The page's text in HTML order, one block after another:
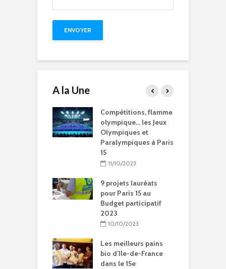
A la Une
Compétitions, flamme
olympique… les Jeux
Olympiques et
Paralympiques à Paris
15
11/10/2023
9 projets lauréats
pour Paris 15 au
Budget participatif
2023
10/10/2023
Les meilleurs pains
bio d’Ile-de-France
dans le 15e